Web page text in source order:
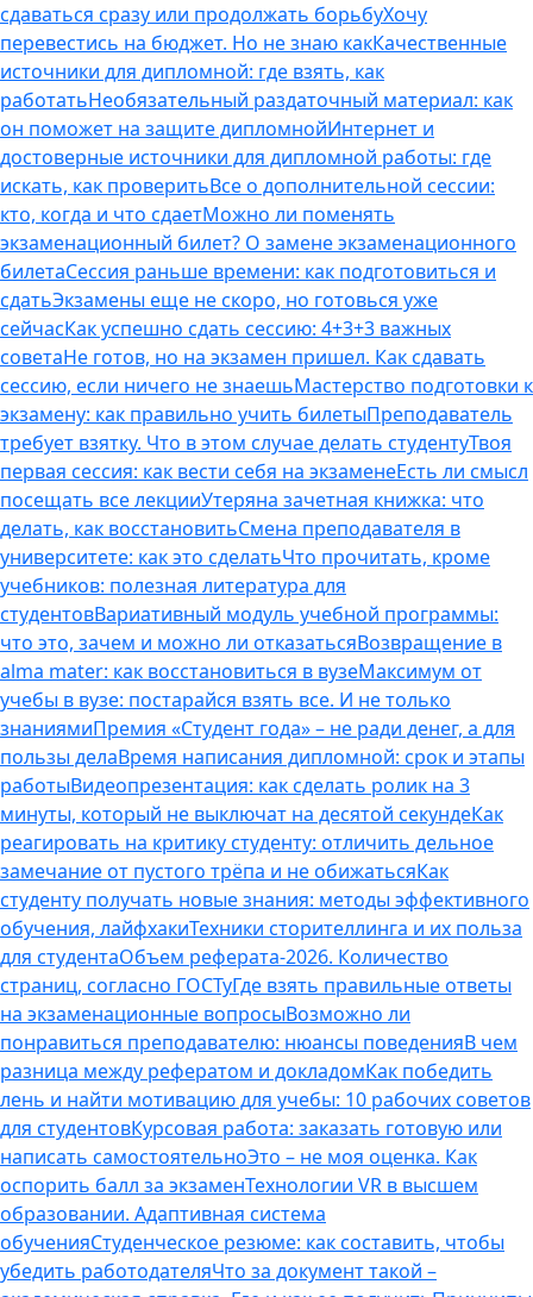
сдаваться сразу или продолжать борьбуХочу
перевестись на бюджет. Но не знаю какКачественные
источники для дипломной: где взять, как
работатьНеобязательный раздаточный материал: как
он поможет на защите дипломнойИнтернет и
достоверные источники для дипломной работы: где
искать, как проверитьВсе о дополнительной сессии:
кто, когда и что сдаетМожно ли поменять
экзаменационный билет? О замене экзаменационного
билетаСессия раньше времени: как подготовиться и
сдатьЭкзамены еще не скоро, но готовься уже
сейчасКак успешно сдать сессию: 4+3+3 важных
советаНе готов, но на экзамен пришел. Как сдавать
сессию, если ничего не знаешьМастерство подготовки к
экзамену: как правильно учить билетыПреподаватель
требует взятку. Что в этом случае делать студентуТвоя
первая сессия: как вести себя на экзаменеЕсть ли смысл
посещать все лекцииУтеряна зачетная книжка: что
делать, как восстановитьСмена преподавателя в
университете: как это сделатьЧто прочитать, кроме
учебников: полезная литература для
студентовВариативный модуль учебной программы:
что это, зачем и можно ли отказатьсяВозвращение в
alma mater: как восстановиться в вузеМаксимум от
учебы в вузе: постарайся взять все. И не только
знаниямиПремия «Студент года» – не ради денег, а для
пользы делаВремя написания дипломной: срок и этапы
работыВидеопрезентация: как сделать ролик на 3
минуты, который не выключат на десятой секундеКак
реагировать на критику студенту: отличить дельное
замечание от пустого трёпа и не обижатьсяКак
студенту получать новые знания: методы эффективного
обучения, лайфхакиТехники сторителлинга и их польза
для студентаОбъем реферата-2026. Количество
страниц, согласно ГОСТуГде взять правильные ответы
на экзаменационные вопросыВозможно ли
понравиться преподавателю: нюансы поведенияВ чем
разница между рефератом и докладомКак победить
лень и найти мотивацию для учебы: 10 рабочих советов
для студентовКурсовая работа: заказать готовую или
написать самостоятельноЭто – не моя оценка. Как
оспорить балл за экзаменТехнологии VR в высшем
образовании. Адаптивная система
обученияСтуденческое резюме: как составить, чтобы
убедить работодателяЧто за документ такой –